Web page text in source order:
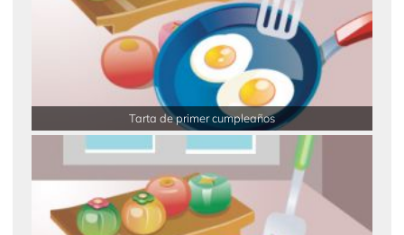
Tarta de primer cumpleaños